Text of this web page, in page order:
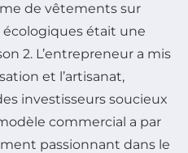
de vêtements sur
était une
2. L’entrepreneur a mis
et l’artisanat,
investisseurs soucieux
commercial a par
passionnant dans le